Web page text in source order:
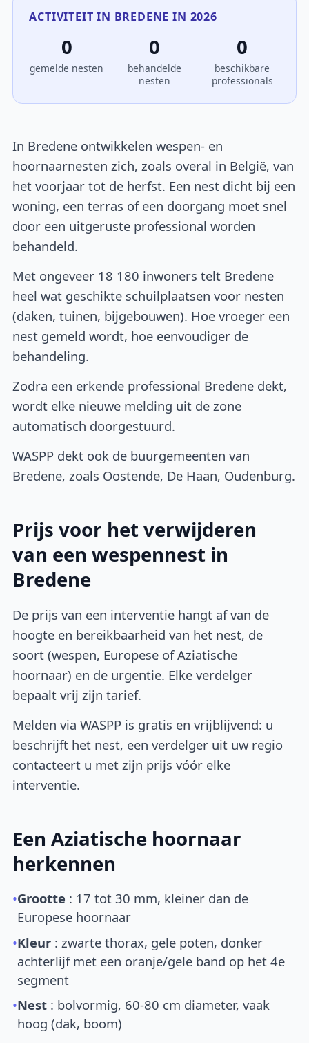
ACTIVITEIT IN BREDENE IN 2026
0
gemelde nesten
0
behandelde
nesten
0
beschikbare
professionals
In Bredene ontwikkelen wespen- en
hoornaarnesten zich, zoals overal in België, van
het voorjaar tot de herfst. Een nest dicht bij een
woning, een terras of een doorgang moet snel
door een uitgeruste professional worden
behandeld.
Met ongeveer 18 180 inwoners telt Bredene
heel wat geschikte schuilplaatsen voor nesten
(daken, tuinen, bijgebouwen). Hoe vroeger een
nest gemeld wordt, hoe eenvoudiger de
behandeling.
Zodra een erkende professional Bredene dekt,
wordt elke nieuwe melding uit de zone
automatisch doorgestuurd.
WASPP dekt ook de buurgemeenten van
Bredene, zoals Oostende, De Haan, Oudenburg.
Prijs voor het verwijderen
van een wespennest in
Bredene
De prijs van een interventie hangt af van de
hoogte en bereikbaarheid van het nest, de
soort (wespen, Europese of Aziatische
hoornaar) en de urgentie. Elke verdelger
bepaalt vrij zijn tarief.
Melden via WASPP is gratis en vrijblijvend: u
beschrijft het nest, een verdelger uit uw regio
contacteert u met zijn prijs vóór elke
interventie.
Een Aziatische hoornaar
herkennen
•Grootte : 17 tot 30 mm, kleiner dan de
Europese hoornaar
•Kleur : zwarte thorax, gele poten, donker
achterlijf met een oranje/gele band op het 4e
segment
•Nest : bolvormig, 60-80 cm diameter, vaak
hoog (dak, boom)